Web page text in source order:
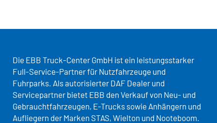
Die EBB Truck-Center GmbH ist ein leistungsstarker
Full-Service-Partner für Nutzfahrzeuge und
Fuhrparks. Als autorisierter DAF Dealer und
Servicepartner bietet EBB den Verkauf von Neu- und
Gebrauchtfahrzeugen, E-Trucks sowie Anhängern und
Aufliegern der Marken STAS, Wielton und Nooteboom.